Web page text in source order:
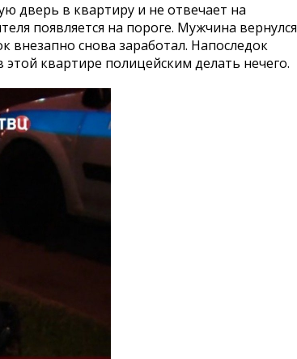
дверь в квартиру и не отвечает на
появляется на пороге. Мужчина вернулся
внезапно снова заработал. Напоследок
квартире полицейским делать нечего.